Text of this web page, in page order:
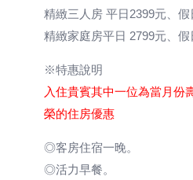
精緻三人房 平日2399元、假
精緻家庭房平日 2799元、假
※特惠說明
入住貴賓其中一位為當月份
榮的住房優惠
◎客房住宿一晚。
◎活力早餐。